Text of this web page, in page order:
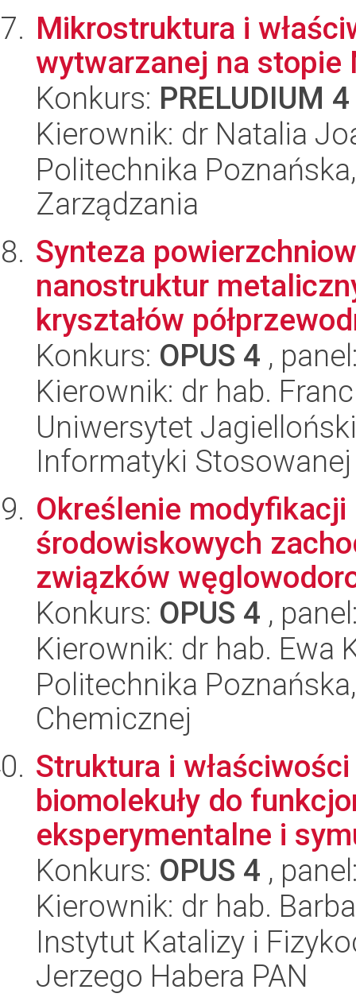
Mikrostruktura i
wytwarzanej na stopie
Konkurs: PRELUDIUM 4
Kierownik: dr Natalia
Politechnika
Zarządzania
Synteza
nanostruktur
kryształów
Konkurs: OPUS 4 ,
Kierownik: dr hab.
Uniwersytet
Informatyki Stosowanej
Określenie
środowiskowych
związków
Konkurs: OPUS 4 ,
Kierownik: dr hab. Ewa
Politechnika
Chemicznej
Struktura i
biomolekuły do
eksperymentalne i
Konkurs: OPUS 4 ,
Kierownik: dr hab.
Instytut Katalizy i
Jerzego Habera PAN